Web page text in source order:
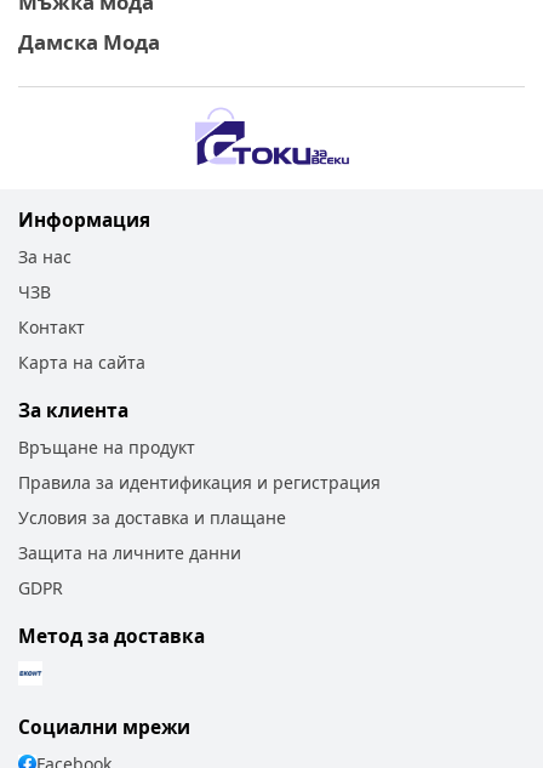
Дамска Мода
Информация
За нас
ЧЗВ
Контакт
Карта на сайта
За клиента
Връщане на продукт
Правила за идентификация и регистрация
Условия за доставка и плащане
Защита на личните данни
GDPR
Метод за доставка
Социални мрежи